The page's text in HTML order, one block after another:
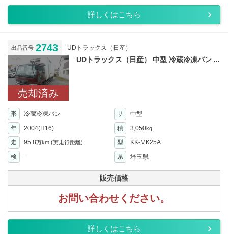
詳しくはこちら
出品番号 2743 UDトラックス（日産）
売却済み
UDトラックス（日産） 中型 冷蔵冷凍バン ...
形 冷蔵冷凍バン サ
中型
年
2004(H16) 積 3,050kg
走 95.8万km (実走行距離) 型
KK-MK25A
検
- 県 埼玉県
販売価格
お問い合わせください。
詳しくはこちら